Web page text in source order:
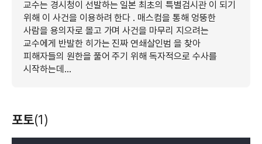
교수는 경시청이 선발하는 일본 최초의 특별검시관 이 되기
위해 이 사건을 이용하려 한다 . 매스컴을 통해 엉뚱한
사람을 용의자로 몰고 가며 사건을 마무리 지으려는
교수에게 반발한 히가는 진짜 연쇄살인범 을 찾아
피해자들의 원한을 풀어 주기 위해 독자적으로 수사를
시작하는데…
포토(1)